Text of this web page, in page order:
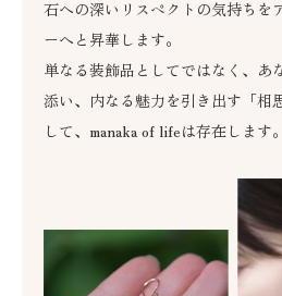
石への深いリスペクトの気持ちを
ーへと昇華します。
単なる装飾品としてではなく、あ
添い、内なる魅力を引き出す「相
して、manaka of lifeは存在します。